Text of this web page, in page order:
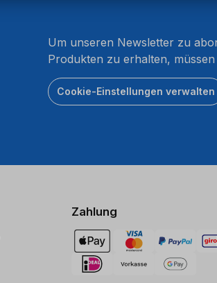
Um unseren Newsletter zu
Produkten zu erhalten,
Cookie-Einstellungen verwalten
Zahlung